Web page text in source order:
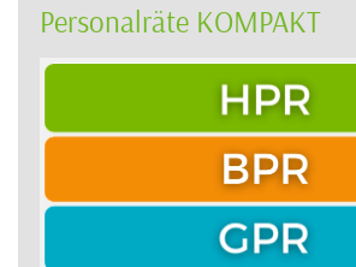
Personalräte KOMPAKT